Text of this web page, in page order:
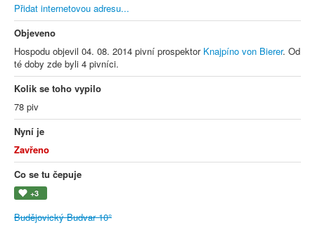
Přidat internetovou adresu...
Objeveno
Hospodu objevil 04. 08. 2014 pivní prospektor Knajpíno von Bierer. Od
té doby zde byli 4 pivníci.
Kolik se toho vypilo
78 piv
Nyní je
Zavřeno
Co se tu čepuje
+3
Budějovický Budvar 10°